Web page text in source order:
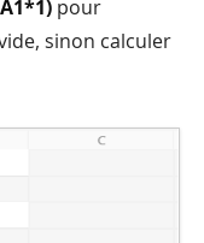
pour
sinon calculer